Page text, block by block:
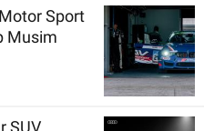
Sport
Musim
SUV